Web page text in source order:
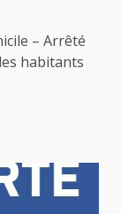
– Arrêté
habitants